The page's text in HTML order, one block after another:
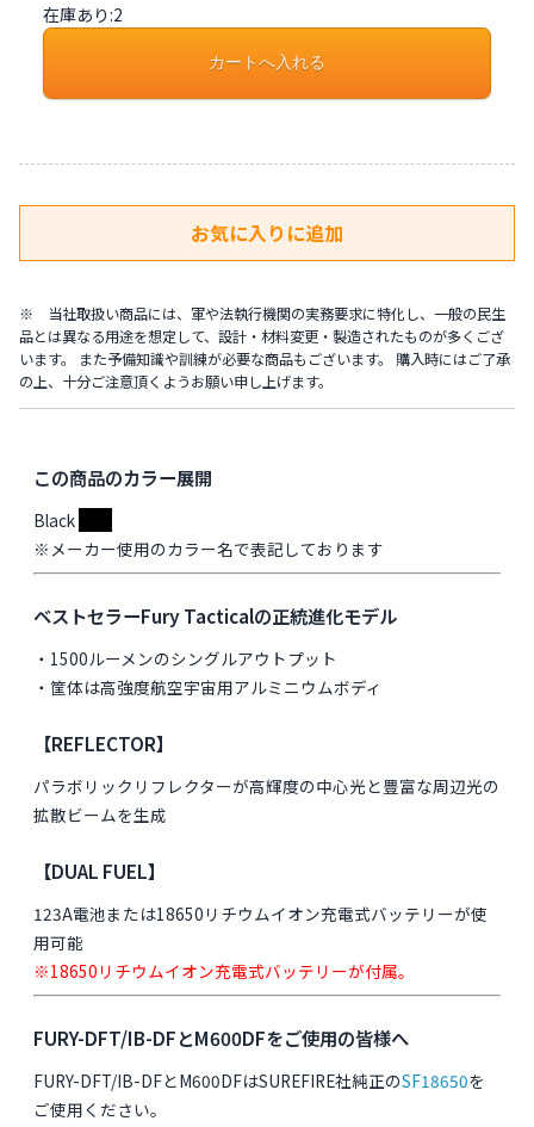
在庫あり:2
※ 当社取扱い商品には、軍や法執行機関の実務要求に特化し、一般の民生
品とは異なる用途を想定して、設計・材料変更・製造されたものが多くござ
います。 また予備知識や訓練が必要な商品もございます。 購入時にはご了承
の上、十分ご注意頂くようお願い申し上げます。
この商品のカラー展開
Black
※メーカー使用のカラー名で表記しております
ベストセラーFury Tacticalの正統進化モデル
・1500ルーメンのシングルアウトプット
・筐体は高強度航空宇宙用アルミニウムボディ
【REFLECTOR】
パラボリックリフレクターが高輝度の中心光と豊富な周辺光の
拡散ビームを生成
【DUAL FUEL】
123A電池または18650リチウムイオン充電式バッテリーが使
用可能
※18650リチウムイオン充電式バッテリーが付属。
FURY-DFT/IB-DFとM600DFをご使用の皆様へ
FURY-DFT/IB-DFとM600DFはSUREFIRE社純正のSF18650を
ご使用ください。